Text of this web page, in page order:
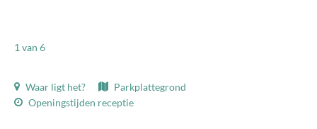
1 van 6
Waar ligt het?
Parkplattegrond
Openingstijden receptie